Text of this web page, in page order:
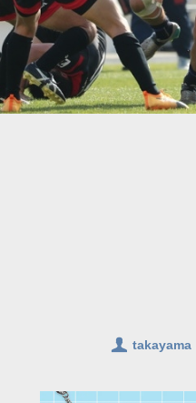
👤 takayama